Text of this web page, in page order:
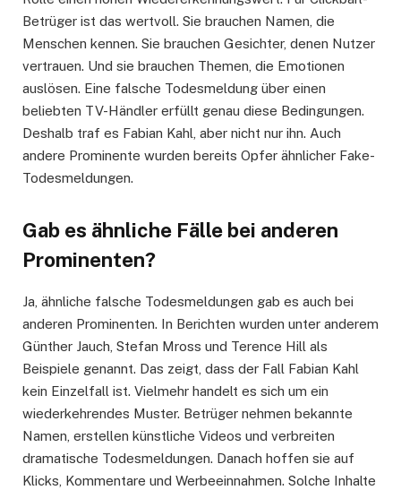
Betrüger ist das wertvoll. Sie brauchen Namen, die
Menschen kennen. Sie brauchen Gesichter, denen Nutzer
vertrauen. Und sie brauchen Themen, die Emotionen
auslösen. Eine falsche Todesmeldung über einen
beliebten TV-Händler erfüllt genau diese Bedingungen.
Deshalb traf es Fabian Kahl, aber nicht nur ihn. Auch
andere Prominente wurden bereits Opfer ähnlicher Fake-
Todesmeldungen.
Gab es ähnliche Fälle bei anderen
Prominenten?
Ja, ähnliche falsche Todesmeldungen gab es auch bei
anderen Prominenten. In Berichten wurden unter anderem
Günther Jauch, Stefan Mross und Terence Hill als
Beispiele genannt. Das zeigt, dass der Fall Fabian Kahl
kein Einzelfall ist. Vielmehr handelt es sich um ein
wiederkehrendes Muster. Betrüger nehmen bekannte
Namen, erstellen künstliche Videos und verbreiten
dramatische Todesmeldungen. Danach hoffen sie auf
Klicks, Kommentare und Werbeeinnahmen. Solche Inhalte